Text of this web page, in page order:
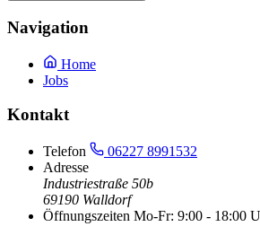
Navigation
Home
Jobs
Kontakt
Telefon
06227 8991532
Adresse
Industriestraße 50b
69190 Walldorf
Öffnungszeiten Mo-Fr: 9:00 - 18:00